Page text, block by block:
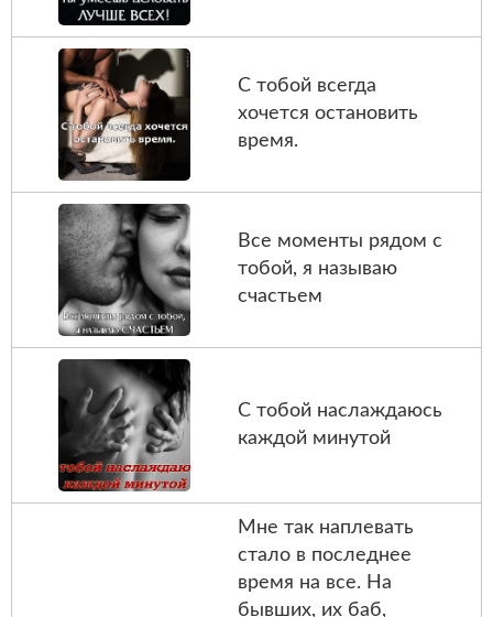
С тобой всегда
хочется остановить
время.
Все моменты рядом с
тобой, я называю
счастьем
С тобой наслаждаюсь
каждой минутой
Мне так наплевать
стало в последнее
время на все. На
бывших, их баб,